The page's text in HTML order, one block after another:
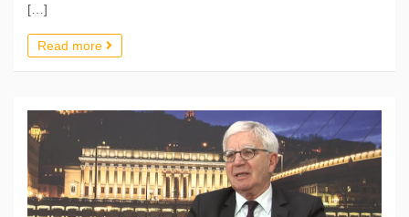
[…]
Read more